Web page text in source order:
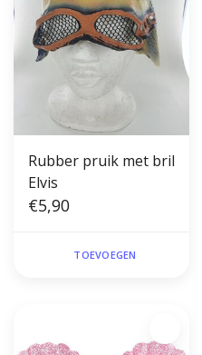
Rubber pruik met bril
Elvis
€5,90
TOEVOEGEN